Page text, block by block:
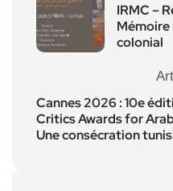
IRMC –
colonial
Cannes 2026 : 10e
Critics Awards for
Une consécration